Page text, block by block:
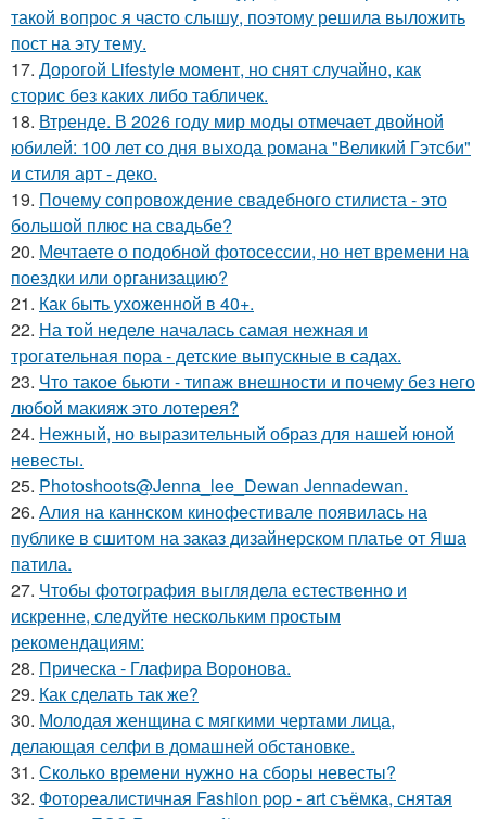
такой вопрос я часто слышу, поэтому решила выложить
пост на эту тему.
17. Дорогой Lifestyle момент, но снят случайно, как
сторис без каких либо табличек.
18. Втренде. В 2026 году мир моды отмечает двойной
юбилей: 100 лет со дня выхода романа "Великий Гэтсби"
и стиля арт - деко.
19. Почему сопровождение свадебного стилиста - это
большой плюс на свадьбе?
20. Мечтаете о подобной фотосессии, но нет времени на
поездки или организацию?
21. Как быть ухоженной в 40+.
22. На той неделе началась самая нежная и
трогательная пора - детские выпускные в садах.
23. Что такое бьюти - типаж внешности и почему без него
любой макияж это лотерея?
24. Нежный, но выразительный образ для нашей юной
невесты.
25. Photoshoots@Jenna_lee_Dewan Jennadewan.
26. Алия на каннском кинофестивале появилась на
публике в сшитом на заказ дизайнерском платье от Яша
патила.
27. Чтобы фотография выглядела естественно и
искренне, следуйте нескольким простым
рекомендациям:
28. Прическа - Глафира Воронова.
29. Как сделать так же?
30. Молодая женщина с мягкими чертами лица,
делающая селфи в домашней обстановке.
31. Сколько времени нужно на сборы невесты?
32. Фотореалистичная Fashion pop - art съёмка, снятая